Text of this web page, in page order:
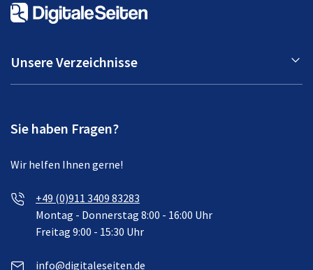
Unsere Verzeichnisse
Sie haben Fragen?
Wir helfen Ihnen gerne!
+49 (0)911 3409 83283
Montag - Donnerstag 8:00 - 16:00 Uhr
Freitag 9:00 - 15:30 Uhr
info@digitaleseiten.de